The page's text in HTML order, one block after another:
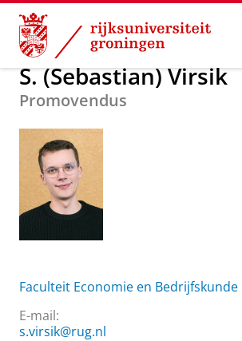
Skip
Content
Skip
Navigation
Over ons S. (Sebastian) Virsik
S. (Sebastian) Virsik
Promovendus
Faculteit Economie en Bedrijfskunde
E-mail:
s.virsik@rug.nl